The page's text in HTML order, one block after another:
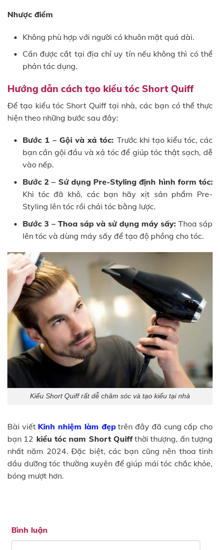
Nhược điểm
Không phù hợp với người có khuôn mặt quá dài.
Cần được cắt tại địa chỉ uy tín nếu không thì có thể
phản tác dụng.
Hướng dẫn cách tạo kiểu tóc Short Quiff
Để tạo kiểu tóc Short Quiff tại nhà, các bạn có thể thực
hiện theo những bước sau đây:
Bước 1 – Gội và xả tóc: Trước khi tạo kiểu tóc, các
bạn cần gội đầu và xả tóc để giúp tóc thật sạch, dễ
vào nếp.
Bước 2 – Sử dụng Pre-Styling định hình form tóc:
Khi tóc đã khô, các bạn hãy xịt sản phẩm Pre-
Styling lên tóc rồi chải tóc bằng lược.
Bước 3 – Thoa sáp và sử dụng máy sấy: Thoa sáp
lên tóc và dùng máy sấy để tạo độ phồng cho tóc.
Kiểu Short Quiff rất dễ chăm sóc và tạo kiểu tại nhà
Bài viết Kinh nhiệm làm đẹptrên đây đã cung cấp cho
bạn 12 kiểu tóc nam Short Quiffthời thượng, ấn tượng
nhất năm 2024. Đặc biệt, các bạn cũng nên thoa tinh
dầu dưỡng tóc thường xuyên để giúp mái tóc chắc khỏe,
bóng mượt hơn.
Bình luận